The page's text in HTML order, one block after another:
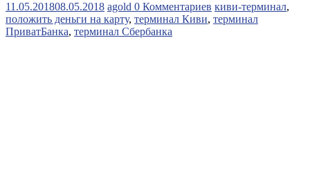
11.05.201808.05.2018 agold 0 Комментариев киви-терминал,
положить деньги на карту, терминал Киви, терминал
ПриватБанка, терминал Сбербанка